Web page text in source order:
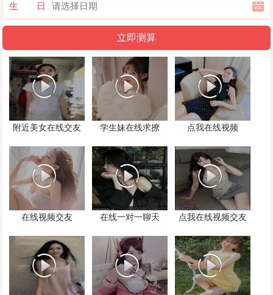
生 日
附近美女在线交友 学生妹在线求撩 点我在线视频
在线视频交友 在线一对一聊天 点我在线视频交友